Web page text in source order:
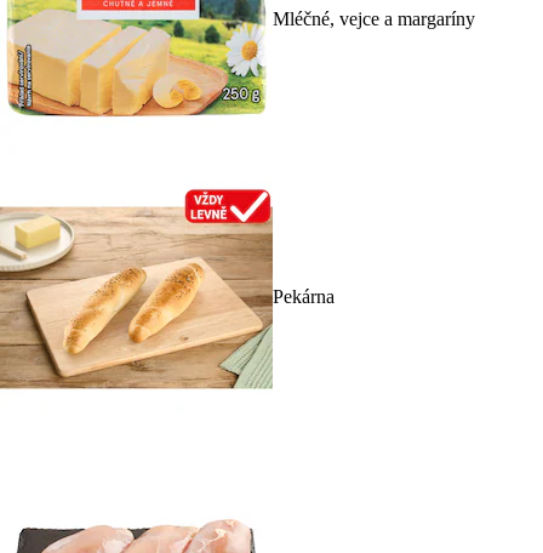
Mléčné, vejce a margaríny
Pekárna